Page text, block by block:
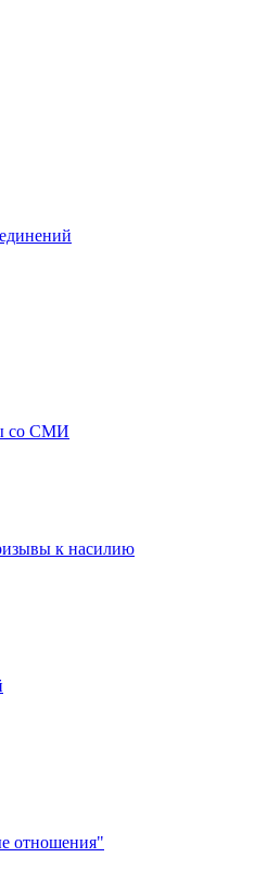
со СМИ
к насилию
отношения"